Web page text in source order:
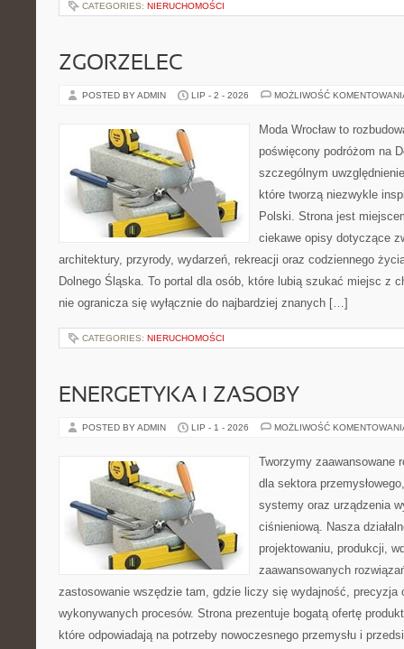
CATEGORIES: NIERUCHOMOŚCI
ZGORZELEC
POSTED BY ADMIN LIP - 2 - 2026 MOŻLIWOŚĆ
Moda Wrocław to
poświęcony podróżom na
szczególnym
które tworzą niezwykle
Polski. Strona jest
ciekawe opisy dotyczące
architektury, przyrody, wydarzeń, rekreacji oraz codziennego
Dolnego Śląska. To portal dla osób, które lubią szukać miejsc z
nie ogranicza się wyłącznie do najbardziej znanych […]
CATEGORIES: NIERUCHOMOŚCI
ENERGETYKA I ZASOBY
POSTED BY ADMIN LIP - 1 - 2026 MOŻLIWOŚĆ
Tworzymy zaawansowane
dla sektora
systemy oraz urządzenia
ciśnieniową. Nasza
projektowaniu, produkcji,
zaawansowanych
zastosowanie wszędzie tam, gdzie liczy się wydajność, precyzja
wykonywanych procesów. Strona prezentuje bogatą ofertę
które odpowiadają na potrzeby nowoczesnego przemysłu i